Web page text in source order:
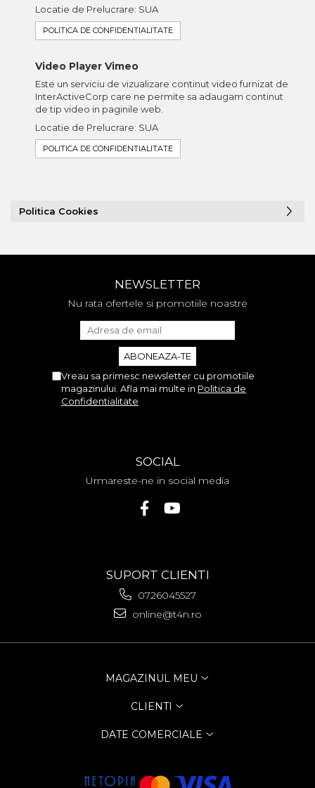
Locatie de Prelucrare: SUA
POLITICA DE CONFIDENTIALITATE
Video Player Vimeo
Este un serviciu de vizualizare continut video furnizat de
InterActiveCorp care ne permite sa adaugam continut
de tip video in paginile web.
Locatie de Prelucrare: SUA
POLITICA DE CONFIDENTIALITATE
Politica Cookies
NEWSLETTER
Nu rata ofertele si promotiile noastre
Vreau sa primesc newsletter cu promotiile
magazinului. Afla mai multe in Politica de
Confidentialitate
SOCIAL
Urmareste-ne in social media
SUPORT CLIENTI
0726045527
online@t4n.ro
MAGAZINUL MEU
CLIENTI
DATE COMERCIALE